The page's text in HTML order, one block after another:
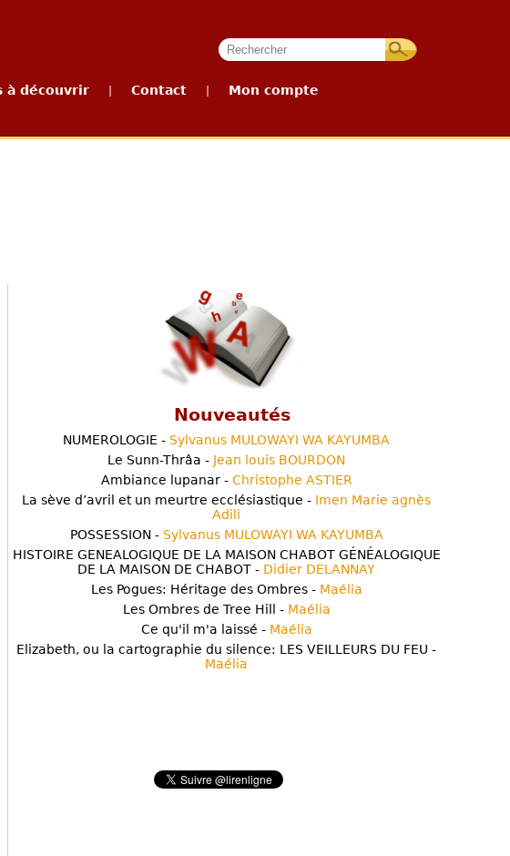
à découvrir Contact Mon compte
Nouveautés
NUMEROLOGIE - Sylvanus MULOWAYI WA KAYUMBA
Le Sunn-Thrâa - Jean louis BOURDON
Ambiance lupanar - Christophe ASTIER
La sève d’avril et un meurtre ecclésiastique - Imen Marie agnès
Adili
POSSESSION - Sylvanus MULOWAYI WA KAYUMBA
HISTOIRE GENEALOGIQUE DE LA MAISON CHABOT GÉNÉALOGIQUE
DE LA MAISON DE CHABOT - Didier DELANNAY
Les Pogues: Héritage des Ombres - Maélia
Les Ombres de Tree Hill - Maélia
Ce qu'il m'a laissé - Maélia
Elizabeth, ou la cartographie du silence: LES VEILLEURS DU FEU -
Maélia